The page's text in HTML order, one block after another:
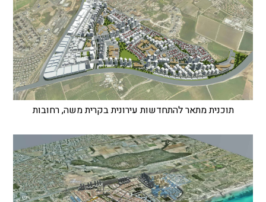
תוכנית מתאר להתחדשות עירונית בקרית משה, רחובות